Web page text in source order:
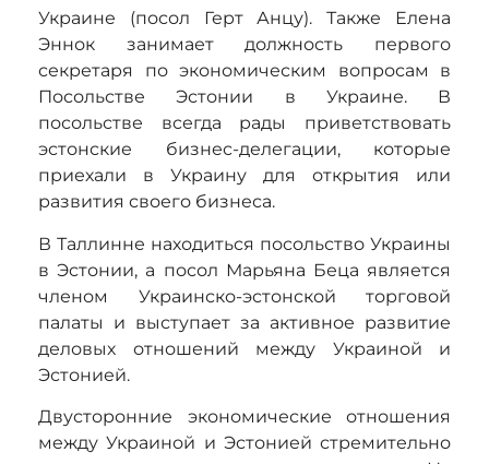
Украине (посол Герт Анцу). Также Елена
Эннок занимает должность первого
секретаря по экономическим вопросам в
Посольстве Эстонии в Украине. В
посольстве всегда рады приветствовать
эстонские бизнес-делегации, которые
приехали в Украину для открытия или
развития своего бизнеса.
В Таллинне находиться посольство Украины
в Эстонии, а посол Марьяна Беца является
членом Украинско-эстонской торговой
палаты и выступает за активное развитие
деловых отношений между Украиной и
Эстонией.
Двусторонние экономические отношения
между Украиной и Эстонией стремительно